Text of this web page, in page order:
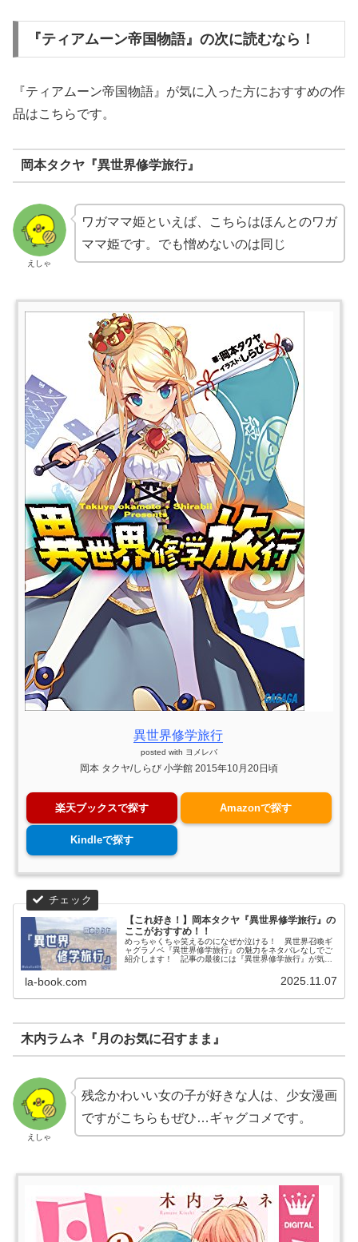
『ティアムーン帝国物語』の次に読むなら！
『ティアムーン帝国物語』が気に入った方におすすめの作
品はこちらです。
岡本タクヤ『異世界修学旅行』
えしゃ
ワガママ姫といえば、こちらはほんとのワガ
ママ姫です。でも憎めないのは同じ
異世界修学旅行
posted with ヨメレバ
岡本 タクヤ/しらび 小学館 2015年10月20日頃
楽天ブックスで探す Amazonで探す
Kindleで探す
【これ好き！】岡本タクヤ『異世界修学旅行』の
ここがおすすめ！！
めっちゃくちゃ笑えるのになぜか泣ける！ 異世界召喚ギ
ャグラノベ『異世界修学旅行』の魅力をネタバレなしでご
紹介します！ 記事の最後には『異世界修学旅行』が気に
la-book.com 2025.11.07
木内ラムネ『月のお気に召すまま』
えしゃ
残念かわいい女の子が好きな人は、少女漫画
ですがこちらもぜひ…ギャグコメです。